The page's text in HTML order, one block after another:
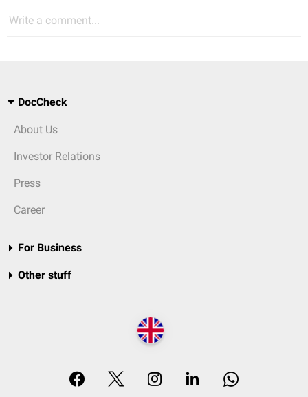
Write a comment...
DocCheck
About Us
Investor Relations
Press
Career
For Business
Other stuff